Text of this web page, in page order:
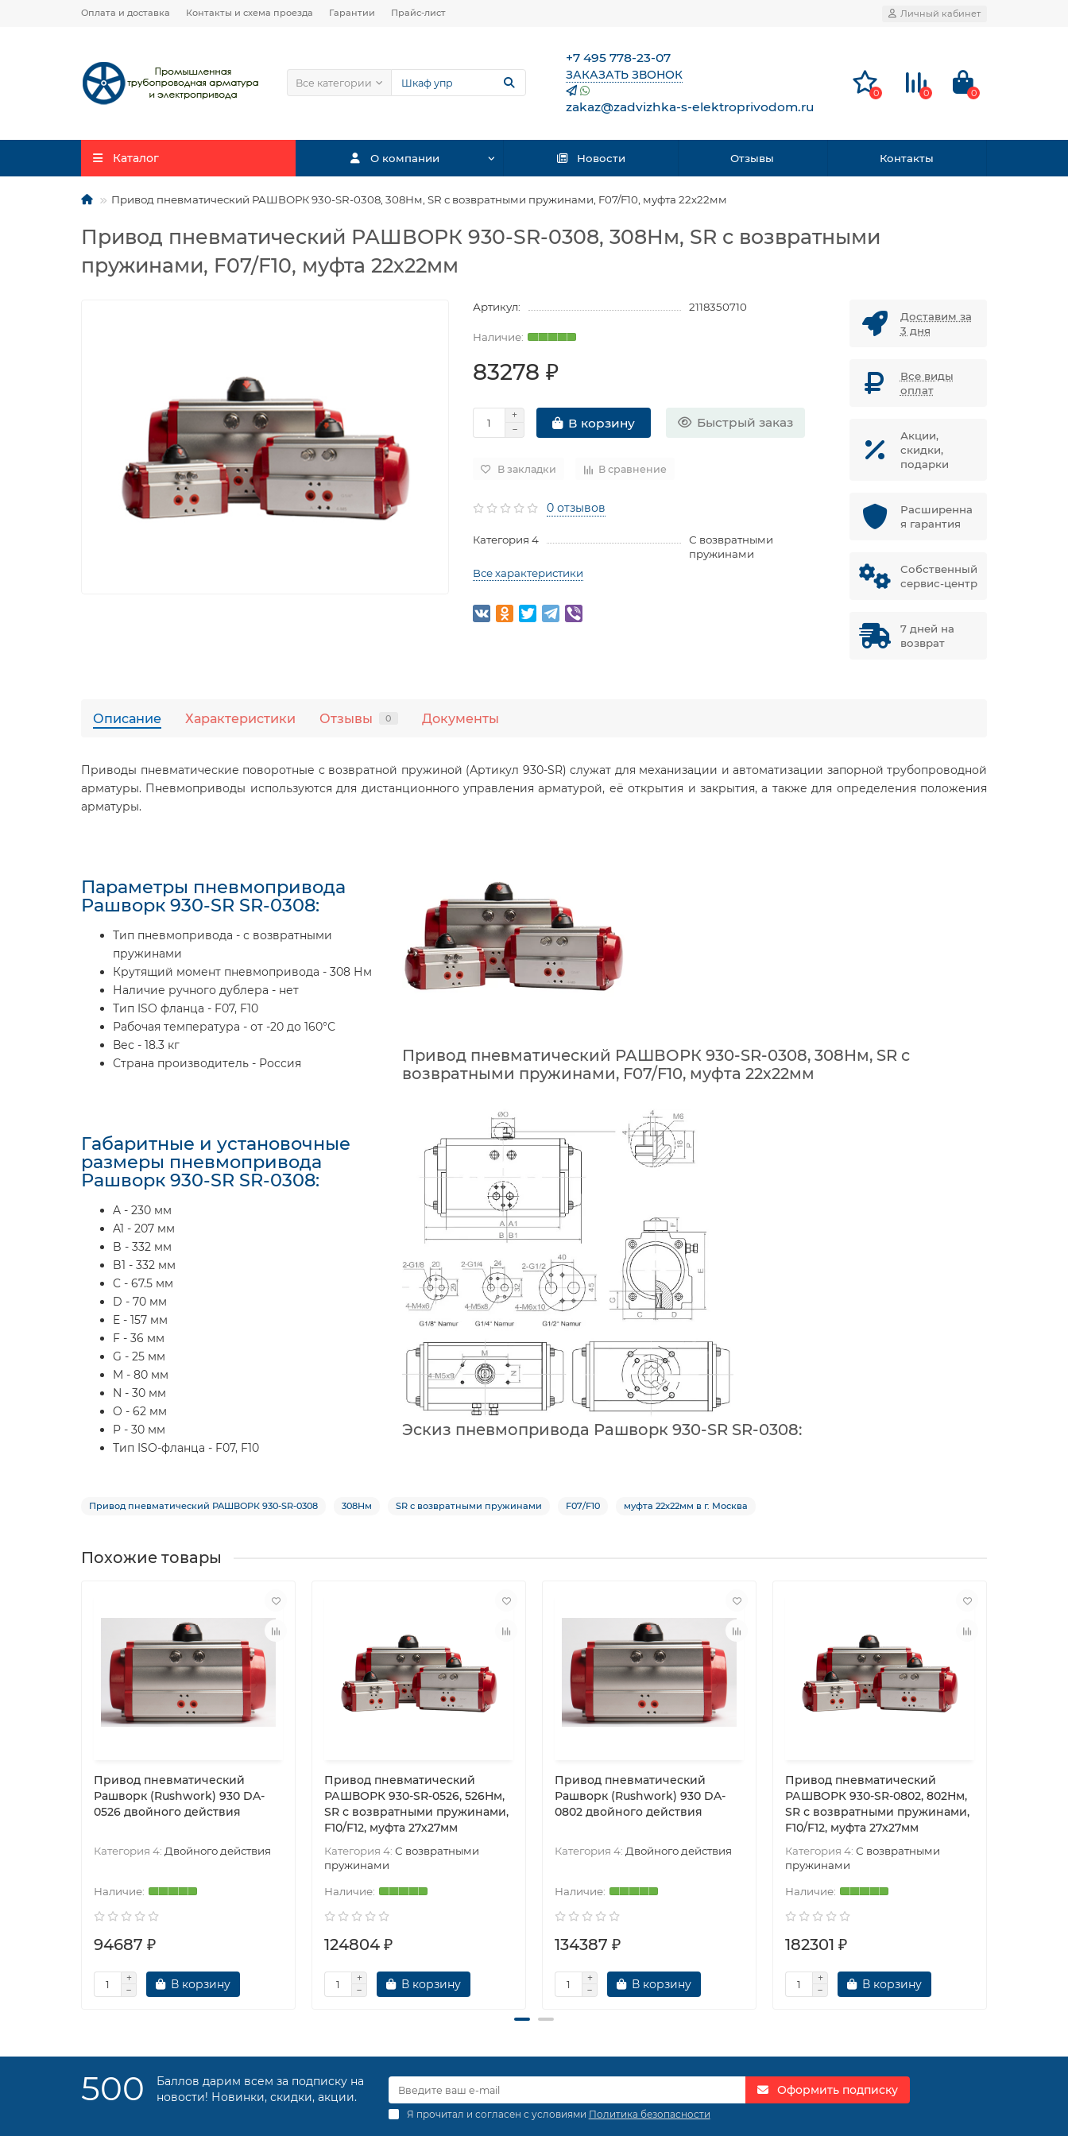
Оплата и доставка Контакты и схема проезда Гарантии Прайс-лист Личный кабинет
Все категории
+7 495 778-23-07
ЗАКАЗАТЬ ЗВОНОК
zakaz@zadvizhka-s-elektroprivodom.ru
0 0 0
Каталог О компании Новости Отзывы Контакты
Привод пневматический РАШВОРК 930-SR-0308, 308Нм, SR с возвратными пружинами, F07/F10, муфта 22х22мм
Привод пневматический РАШВОРК 930-SR-0308, 308Нм, SR с возвратными
пружинами, F07/F10, муфта 22х22мм
Артикул: 2118350710
83278 ₽
В корзину Быстрый заказ
В закладки В сравнение
0 отзывов
Категория 4
С возвратными
пружинами
Все характеристики
Доставим за
3 дня
Все виды
оплат
Акции,
скидки,
подарки
Расширенна
я гарантия
Собственный
сервис-центр
7 дней на
возврат
Описание Характеристики Отзывы 0 Документы
Приводы пневматические поворотные с возвратной пружиной (Артикул 930-SR) служат для механизации и автоматизации запорной трубопроводной
арматуры. Пневмоприводы используются для дистанционного управления арматурой, её открытия и закрытия, а также для определения положения
арматуры.
Параметры пневмопривода
Рашворк 930-SR SR-0308:
Тип пневмопривода - с возвратными
пружинами
Крутящий момент пневмопривода - 308 Нм
Наличие ручного дублера - нет
Тип ISO фланца - F07, F10
Рабочая температура - от -20 до 160°С
Вес - 18.3 кг
Страна производитель - Россия
Привод пневматический РАШВОРК 930-SR-0308, 308Нм, SR с
возвратными пружинами, F07/F10, муфта 22х22мм
Габаритные и установочные
размеры пневмопривода
Рашворк 930-SR SR-0308:
A - 230 мм
A1 - 207 мм
B - 332 мм
B1 - 332 мм
C - 67.5 мм
D - 70 мм
E - 157 мм
F - 36 мм
G - 25 мм
M - 80 мм
N - 30 мм
O - 62 мм
P - 30 мм
Тип ISO-фланца - F07, F10
Эскиз пневмопривода Рашворк 930-SR SR-0308:
Привод пневматический РАШВОРК 930-SR-0308 308Нм SR с возвратными пружинами F07/F10 муфта 22х22мм в г. Москва
Похожие товары
Привод пневматический
Рашворк (Rushwork) 930 DA-
0526 двойного действия
Категория 4: Двойного действия
94687 ₽
В корзину
Привод пневматический
РАШВОРК 930-SR-0526, 526Нм,
SR с возвратными пружинами,
F10/F12, муфта 27х27мм
Категория 4: С возвратными
пружинами
124804 ₽
В корзину
Привод пневматический
Рашворк (Rushwork) 930 DA-
0802 двойного действия
Категория 4: Двойного действия
134387 ₽
В корзину
Привод пневматический
РАШВОРК 930-SR-0802, 802Нм,
SR с возвратными пружинами,
F10/F12, муфта 27х27мм
Категория 4: С возвратными
пружинами
182301 ₽
В корзину
500
Баллов дарим всем за подписку на
новости! Новинки, скидки, акции.
Оформить подписку
Я прочитал и согласен с условиями Политика безопасности